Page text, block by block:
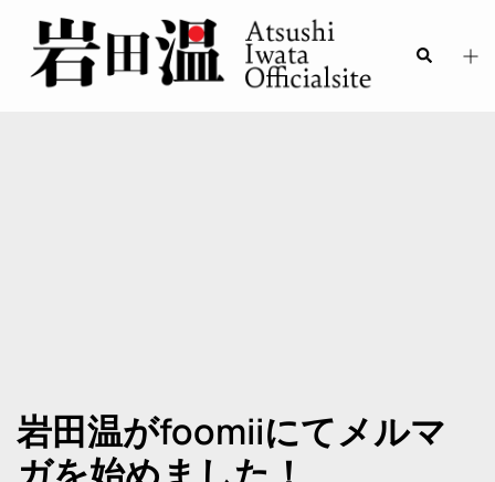
岩田温がfoomiiにてメルマ